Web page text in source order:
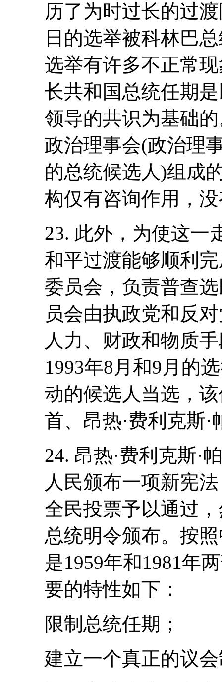
历了为时过长的过
日的选举被科林巴
选举有许多不正常
长共和国总统任期
领导的共识为基础
政治理事会(政治理
的总统候选人)组成
构仅有咨询作用，
23. 此外，为使这一
和平过渡能够顺利
委员会，负责普查
员会由执政党和反
人力、财政和物质
1993年8月和9月的
动的候选人当选，
首、昂热·费利克斯
24. 昂热·费利克斯·
人民颁布一项新宪
全民投票予以通过
总统明令颁布。按
是1959年和1981年
要的特性如下：
限制总统任期；
建立一个真正的议